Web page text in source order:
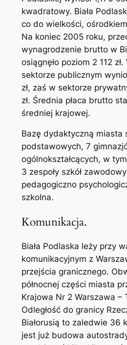
kwadratowy. Biała
co do wielkości,
Na koniec 2005 roku,
wynagrodzenie brutto w
osiągnęło poziom 2 112
sektorze publicznym
zł, zaś w sektorze
zł. Średnia płaca brutto
średniej krajowej.
Bazę dydaktyczną miasta
podstawowych, 7
ogólnokształcących, w
3 zespoły szkół
pedagogiczno
szkolna.
Komunikacja.
Biała Podlaska leży przy
komunikacyjnym z
przejścia granicznego.
północnej części miasta
Krajowa Nr 2 Warszawa –
Odległość do granicy
Białorusią to zaledwie 36
jest już budowa